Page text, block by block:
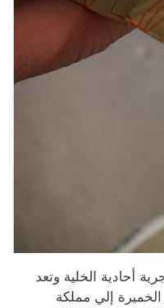
أحادية الخلية وتعد
الخميرة إلي مملكة